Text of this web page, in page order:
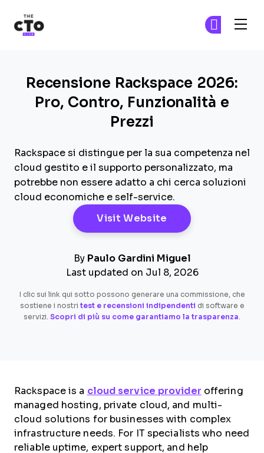
Recensione Rackspace 2026:
Pro, Contro, Funzionalità e
Prezzi
Rackspace si distingue per la sua competenza nel
cloud gestito e il supporto personalizzato, ma
potrebbe non essere adatto a chi cerca soluzioni
cloud economiche e self-service.
Visit Website Opens New
By Paulo Gardini Miguel
Last updated on Jul 8, 2026
I clic sui link qui sotto possono generare una commissione, che
sostiene i nostri test e recensioni indipendenti di software e
servizi. Scopri di più su come garantiamo la trasparenza.
Rackspace is a cloud service provider offering
managed hosting, private cloud, and multi-
cloud solutions for businesses with complex
infrastructure needs. For IT specialists who need
reliable uptime, expert support, and help